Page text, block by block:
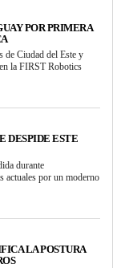
POR PRIMERA
de Ciudad del Este y
la FIRST Robotics
DESPIDE ESTE
durante
actuales por un moderno
LA POSTURA